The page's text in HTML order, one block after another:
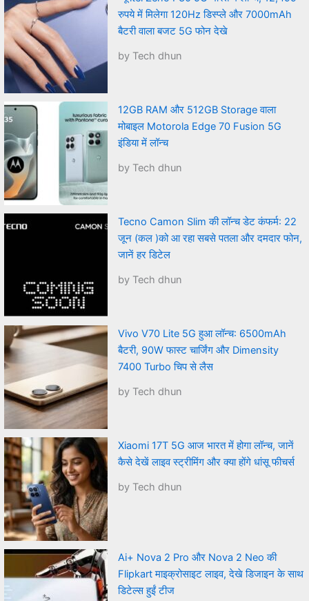
रुपये में मिलेगा 120Hz डिस्प्ले और 7000mAh
बैटरी वाला बजट 5G फोन देखे
by Tech dhun
12GB RAM और 512GB Storage वाला
मोबाइल Motorola Edge 70 Fusion 5G
इंडिया में लॉन्च
by Tech dhun
Tecno Camon Slim की लॉन्च डेट कंफर्म: 22
जून (कल )को आ रहा सबसे पतला और दमदार फोन,
जानें हर डिटेल
by Tech dhun
Vivo V70 Lite 5G हुआ लॉन्च: 6500mAh
बैटरी, 90W फास्ट चार्जिंग और Dimensity
7400 Turbo चिप से लैस
by Tech dhun
Xiaomi 17T 5G आज भारत में होगा लॉन्च, जानें
कैसे देखें लाइव स्ट्रीमिंग और क्या होंगे धांसू फीचर्स
by Tech dhun
Ai+ Nova 2 Pro और Nova 2 Neo की
Flipkart माइक्रोसाइट लाइव, देखे डिजाइन के साथ
डिटेल्स हुईं टीज